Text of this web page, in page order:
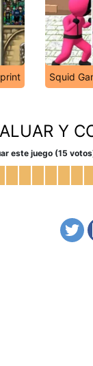
Squid
Y
este juego (15